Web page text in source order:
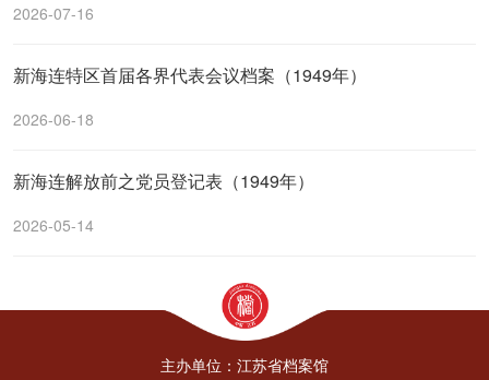
2026-07-16
新海连特区首届各界代表会议档案（1949年）
2026-06-18
新海连解放前之党员登记表（1949年）
2026-05-14
主办单位：江苏省档案馆